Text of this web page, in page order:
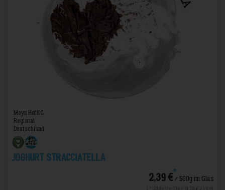
Meyn Hof KG
Regional
Deutschland
Joghurt Stracciatella
2,39 €*/ 500g im Glas